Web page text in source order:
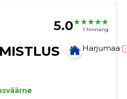
5.0 1 hinnang
Harjumaa